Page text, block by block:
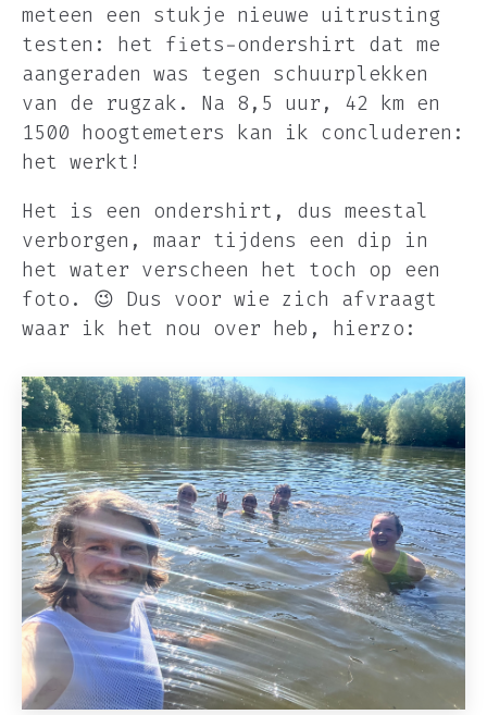
meteen een stukje nieuwe uitrusting
testen: het fiets-ondershirt dat me
aangeraden was tegen schuurplekken
van de rugzak. Na 8,5 uur, 42 km en
1500 hoogtemeters kan ik concluderen:
het werkt!
Het is een ondershirt, dus meestal
verborgen, maar tijdens een dip in
het water verscheen het toch op een
foto. 😉 Dus voor wie zich afvraagt
waar ik het nou over heb, hierzo: